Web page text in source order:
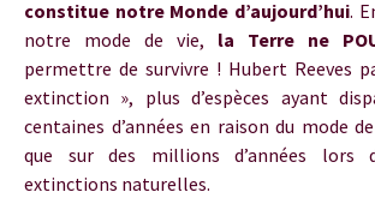
constitue notre Monde d’aujourd’hui.
notre mode de vie, la Terre ne
permettre de survivre ! Hubert Reeves
extinction », plus d’espèces ayant
centaines d’années en raison du mode
que sur des millions d’années lors
extinctions naturelles.